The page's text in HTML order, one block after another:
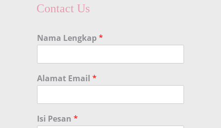
Contact Us
Nama Lengkap*
Alamat Email *
Isi Pesan *